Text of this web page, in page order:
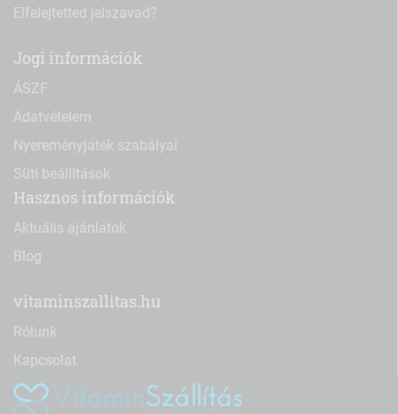
Elfelejtetted jelszavad?
Jogi információk
ÁSZF
Adatvételem
Nyereményjáték szabályai
Süti beállítások
Hasznos információk
Aktuális ajánlatok
Blog
vitaminszallitas.hu
Rólunk
Kapcsolat